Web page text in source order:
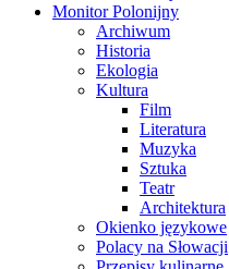
Monitor Polonijny
Archiwum
Historia
Ekologia
Kultura
Film
Literatura
Muzyka
Sztuka
Teatr
Architektura
Okienko językowe
Polacy na Słowacji